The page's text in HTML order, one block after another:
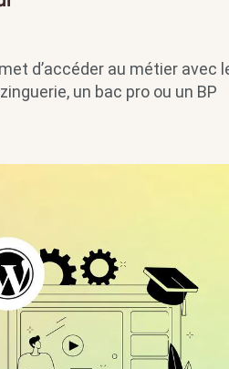
d’accéder au métier avec
un bac pro ou un BP